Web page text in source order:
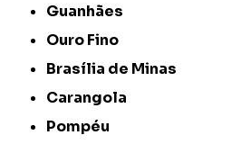
Guanhães
Ouro Fino
Brasília de Minas
Carangola
Pompéu